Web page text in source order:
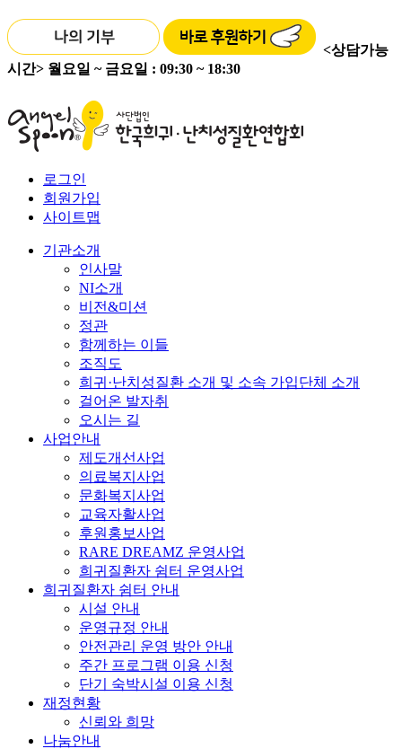
<상담가능
시간> 월요일 ~ 금요일 : 09:30 ~ 18:30
로그인
회원가입
사이트맵
기관소개
인사말
NI소개
비전&미션
정관
함께하는 이들
조직도
희귀·난치성질환 소개 및 소속 가입단체 소개
걸어온 발자취
오시는 길
사업안내
제도개선사업
의료복지사업
문화복지사업
교육자활사업
후원홍보사업
RARE DREAMZ 운영사업
희귀질환자 쉼터 운영사업
희귀질환자 쉼터 안내
시설 안내
운영규정 안내
안전관리 운영 방안 안내
주간 프로그램 이용 신청
단기 숙박시설 이용 신청
재정현황
신뢰와 희망
나눔안내